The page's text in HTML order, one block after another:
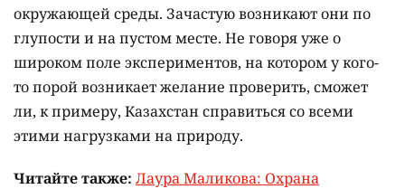
окружающей среды. Зачастую возникают они по
глупости и на пустом месте. Не говоря уже о
широком поле экспериментов, на котором у кого-
то порой возникает желание проверить, сможет
ли, к примеру, Казахстан справиться со всеми
этими нагрузками на природу.
Читайте также: Лаура Маликова: Охрана